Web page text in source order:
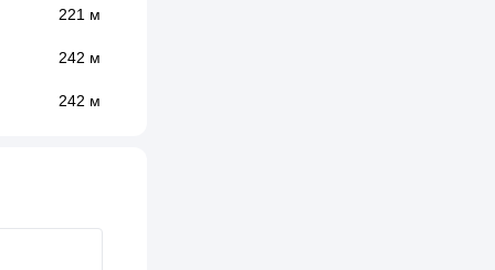
221 м
242 м
242 м
255 м